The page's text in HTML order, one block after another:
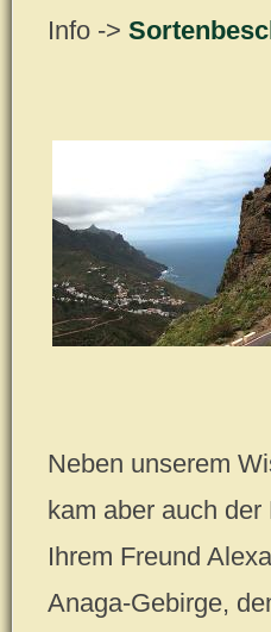
Info ->
Neben unserem
kam aber auch
Ihrem Freund
Anaga-Gebirge,